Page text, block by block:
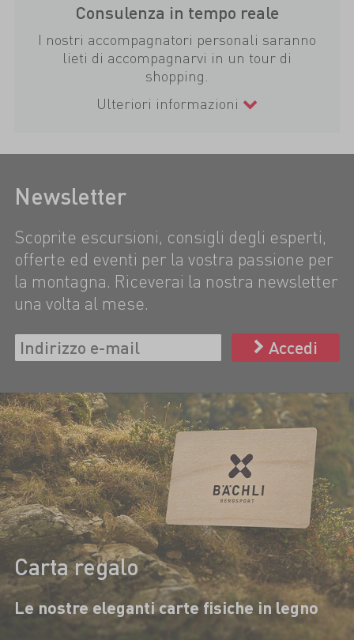
Consulenza in tempo reale
I nostri accompagnatori personali saranno
lieti di accompagnarvi in un tour di
shopping.
Ulteriori informazioni
Newsletter
Scoprite escursioni, consigli degli esperti,
offerte ed eventi per la vostra passione per
la montagna. Riceverai la nostra newsletter
una volta al mese.
Accedi
Carta regalo
Le nostre eleganti carte fisiche in legno